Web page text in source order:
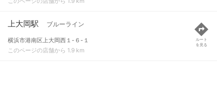
上大岡駅 ブルーライン
横浜市港南区上大岡西１-６-１
このページの店舗から 1.9 km
ルート
を見る